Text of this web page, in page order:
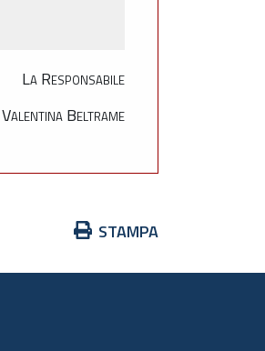
La Responsabile
Valentina Beltrame
Azioni
documento
STAMPA